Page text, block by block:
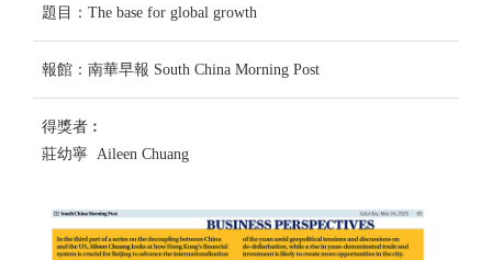
題目：The base for global growth
報館：南華早報 South China Morning Post
得獎者︰
莊幼寧 Aileen Chuang